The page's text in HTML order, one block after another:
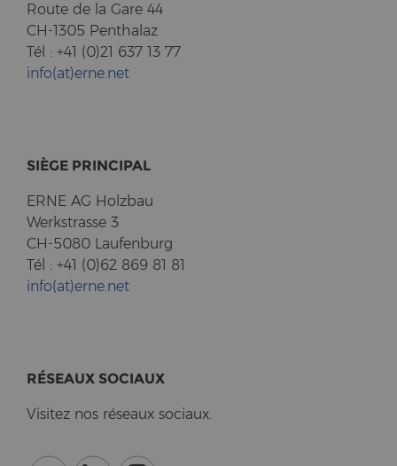
Route de la Gare 44
CH-1305 Pent­halaz
Tél : +41 (0)21 637 13 77
info(at)erne.net
SIÈGE PRIN­CI­PAL
ERNE AG Holz­bau
Werk­stras­se 3
CH-5080 Lau­fen­burg
Tél : +41 (0)62 869 81 81
info(at)erne.net
RÉSEAUX SO­CI­AUX
Vi­si­tez nos réseaux so­ci­aux.